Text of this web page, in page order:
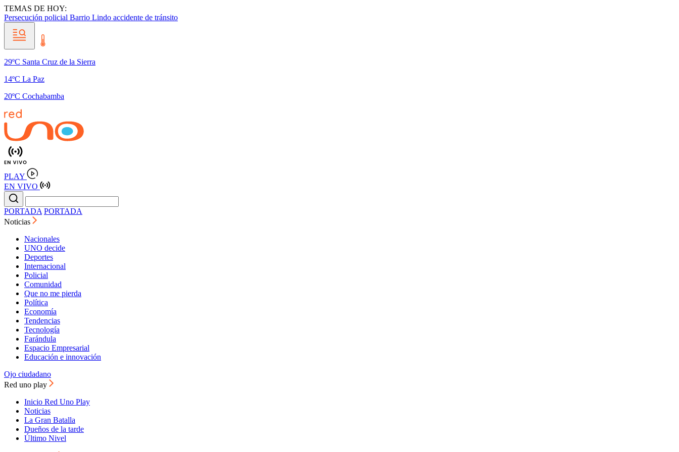
TEMAS DE HOY:
Persecución policial Barrio Lindo accidente de tránsito
29ºC Santa Cruz de la Sierra
14ºC La Paz
20ºC Cochabamba
PLAY
EN VIVO
PORTADA PORTADA
Noticias
Nacionales
UNO decide
Deportes
Internacional
Policial
Comunidad
Que no me pierda
Política
Economía
Tendencias
Tecnología
Farándula
Espacio Empresarial
Educación e innovación
Ojo ciudadano
Red uno play
Inicio Red Uno Play
Noticias
La Gran Batalla
Dueños de la tarde
Último Nivel